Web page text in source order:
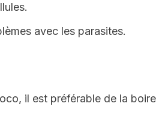
avec les parasites.
il est préférable de la boire